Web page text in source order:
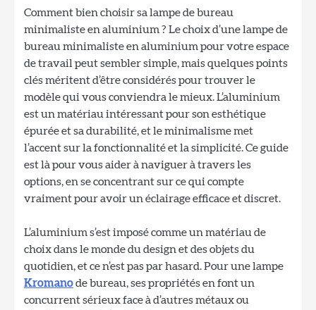
Comment bien choisir sa lampe de bureau
minimaliste en aluminium ? Le choix d’une lampe de
bureau minimaliste en aluminium pour votre espace
de travail peut sembler simple, mais quelques points
clés méritent d’être considérés pour trouver le
modèle qui vous conviendra le mieux. L’aluminium
est un matériau intéressant pour son esthétique
épurée et sa durabilité, et le minimalisme met
l’accent sur la fonctionnalité et la simplicité. Ce guide
est là pour vous aider à naviguer à travers les
options, en se concentrant sur ce qui compte
vraiment pour avoir un éclairage efficace et discret.
L’aluminium s’est imposé comme un matériau de
choix dans le monde du design et des objets du
quotidien, et ce n’est pas par hasard. Pour une lampe
Kromanode bureau, ses propriétés en font un
concurrent sérieux face à d’autres métaux ou